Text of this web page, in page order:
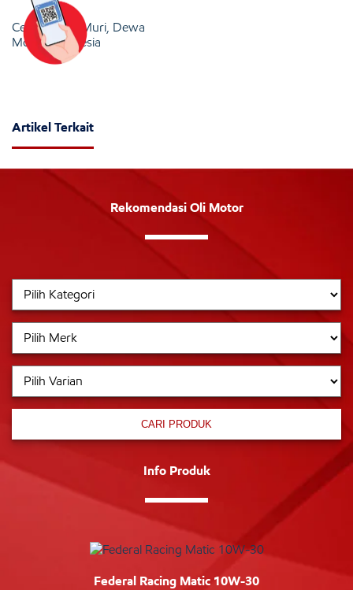
Cetak Rekor Muri, Dewa
Motor Indonesia
Artikel Terkait
Rekomendasi Oli Motor
CARI PRODUK
Info Produk
Federal Racing Matic 10W-30